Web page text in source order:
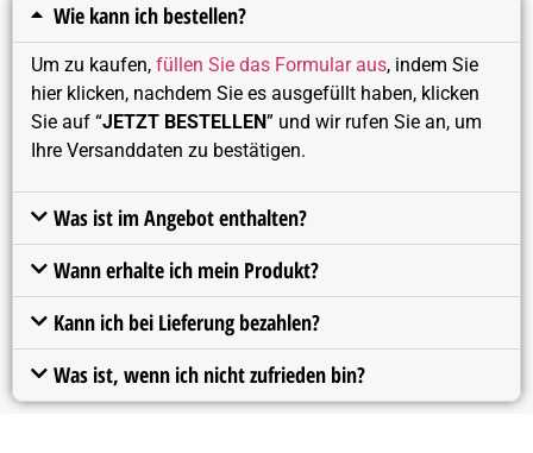
Wie kann ich bestellen?
Um zu kaufen, füllen Sie das Formular aus, indem Sie
hier klicken, nachdem Sie es ausgefüllt haben, klicken
Sie auf “JETZT BESTELLEN” und wir rufen Sie an, um
Ihre Versanddaten zu bestätigen.
Was ist im Angebot enthalten?
Wann erhalte ich mein Produkt?
Kann ich bei Lieferung bezahlen?
Was ist, wenn ich nicht zufrieden bin?